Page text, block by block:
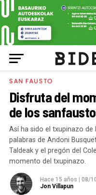
SAN FAUSTO
Disfruta del
de los
Así ha sido el txupinazo de
palabras de Andoni
Taldeak y el pregón del
momento del txupinazo.
Hace 15 años
08/
Jon Villapun